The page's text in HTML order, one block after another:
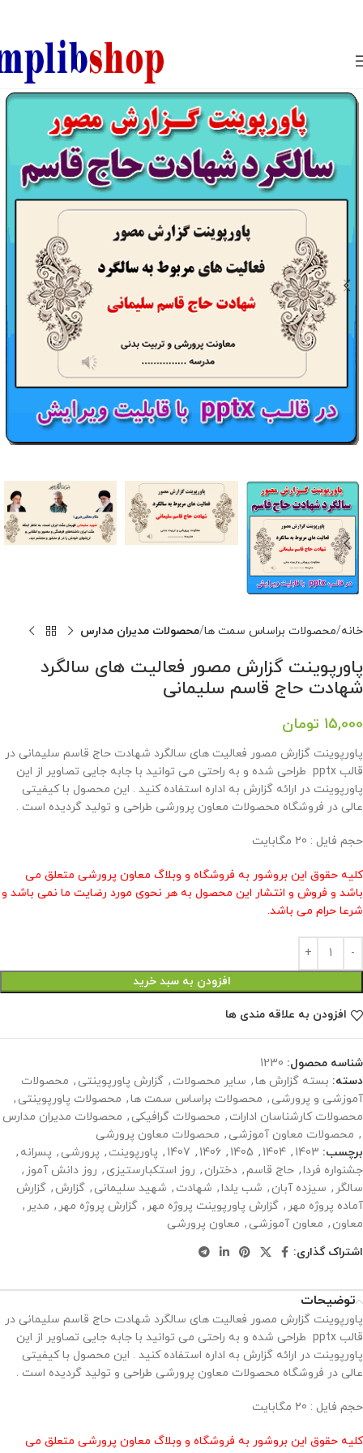
خانه محصولات براساس سمت ها محصولات مدیران مدارس
پاورپوینت گزارش مصور فعالیت های سالگرد
شهادت حاج قاسم سلیمانی
15,000 تومان
پاورپوینت گزارش مصور فعالیت های سالگرد شهادت حاج قاسم سلیمانی در
قالب pptx طراحی شده و به راحتی می توانید با جابه جایی تصاویر از این
پاورپوینت در ارائه گزارش به اداره استفاده کنید . این محصول با کیفیتی
عالی در فروشگاه محصولات معاون پرورشی طراحی و تولید گردیده است .
حجم فایل : 20 مگابایت
کلیه حقوق این بروشور به فروشگاه و وبلاگ معاون پرورشی متعلق می
باشد و فروش و انتشار این محصول به هر نحوی مورد رضایت ما نمی باشد و
شرعا حرام می باشد.
افزودن به سبد خرید
افزودن به علاقه مندی ها
شناسه محصول: 1230
دسته: بسته گزارش ها, سایر محصولات , گزارش پاورپوینتی , محصولات
آموزشی و پرورشی , محصولات براساس سمت ها, محصولات پاورپوینتی ,
محصولات کارشناسان ادارات , محصولات گرافیکی , محصولات مدیران مدارس
, محصولات معاون آموزشی , محصولات معاون پرورشی
برچسب: 1403
,
1404
,
1405
,
1406
,
1407
, پاورپوینت , پرورشی , پسرانه ,
جشنواره فردا, حاج قاسم, دختران , روز استکبارستیزی , روز دانش آموز ,
سالگر , سیزده آبان , شب یلدا, شهادت , شهید سلیمانی , گزارش , گزارش
آماده پروژه مهر , گزارش پاورپوینت پروژه مهر , گزارش پروژه مهر , مدیر ,
معاون , معاون آموزشی , معاون پرورشی
اشتراک گذاری:
توضیحات
پاورپوینت گزارش مصور فعالیت های سالگرد شهادت حاج قاسم سلیمانی در
قالب pptx طراحی شده و به راحتی می توانید با جابه جایی تصاویر از این
پاورپوینت در ارائه گزارش به اداره استفاده کنید . این محصول با کیفیتی
عالی در فروشگاه محصولات معاون پرورشی طراحی و تولید گردیده است .
حجم فایل : 20 مگابایت
کلیه حقوق این بروشور به فروشگاه و وبلاگ معاون پرورشی متعلق می